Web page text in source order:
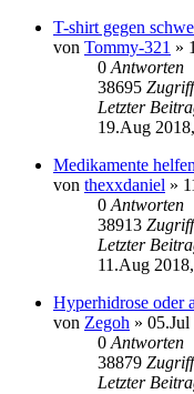
T-shirt gegen
von Tommy-321 »
0 Antworten
38695
Letzter
19.Aug
Medikamente
von thexxdaniel »
0 Antworten
38913
Letzter
11.Aug
Hyperhidrose oder
von Zegoh » 05.Jul
0 Antworten
38879
Letzter